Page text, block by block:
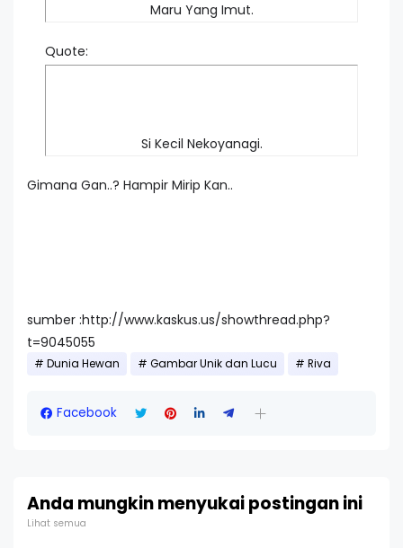
Maru Yang Imut.
Quote:
Si Kecil Nekoyanagi.
Gimana Gan..? Hampir Mirip Kan..
sumber :http://www.kaskus.us/showthread.php?
t=9045055
Dunia Hewan Gambar Unik dan Lucu Riva
Facebook
Anda mungkin menyukai postingan ini
Lihat semua